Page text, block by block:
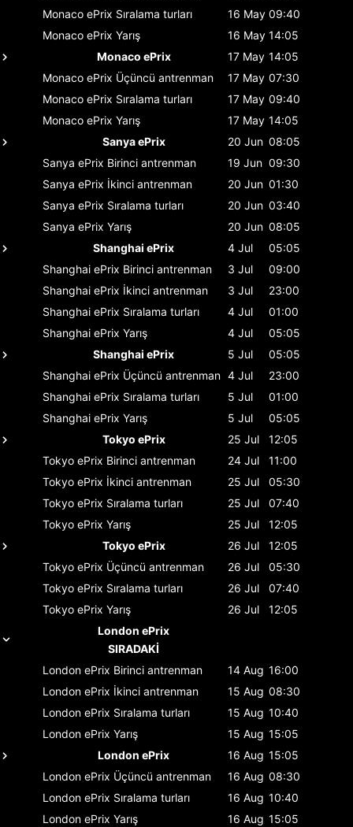
Monaco ePrix Sıralama turları 16 May 09:40
Monaco ePrix Yarış 16 May 14:05
Monaco ePrix
17 May 14:05
Monaco ePrix Üçüncü antrenman 17 May 07:30
Monaco ePrix Sıralama turları 17 May 09:40
Monaco ePrix Yarış 17 May 14:05
Sanya ePrix
20 Jun 08:05
Sanya ePrix Birinci antrenman 19 Jun 09:30
Sanya ePrix İkinci antrenman 20 Jun 01:30
Sanya ePrix Sıralama turları 20 Jun 03:40
Sanya ePrix Yarış 20 Jun 08:05
Shanghai ePrix
4 Jul
05:05
Shanghai ePrix Birinci antrenman 3 Jul
09:00
Shanghai ePrix İkinci antrenman 3 Jul
23:00
Shanghai ePrix Sıralama turları 4 Jul
01:00
Shanghai ePrix Yarış 4 Jul
05:05
Shanghai ePrix
5 Jul
05:05
Shanghai ePrix Üçüncü antrenman 4 Jul
23:00
Shanghai ePrix Sıralama turları 5 Jul
01:00
Shanghai ePrix Yarış 5 Jul
05:05
Tokyo ePrix
25 Jul
12:05
Tokyo ePrix Birinci antrenman 24 Jul
11:00
Tokyo ePrix İkinci antrenman 25 Jul
05:30
Tokyo ePrix Sıralama turları 25 Jul
07:40
Tokyo ePrix Yarış 25 Jul
12:05
Tokyo ePrix
26 Jul
12:05
Tokyo ePrix Üçüncü antrenman 26 Jul
05:30
Tokyo ePrix Sıralama turları 26 Jul
07:40
Tokyo ePrix Yarış 26 Jul
12:05
London ePrix
SIRADAKİ
London ePrix Birinci antrenman 14 Aug 16:00
London ePrix İkinci antrenman 15 Aug 08:30
London ePrix Sıralama turları 15 Aug 10:40
London ePrix Yarış 15 Aug 15:05
London ePrix
16 Aug 15:05
London ePrix Üçüncü antrenman 16 Aug 08:30
London ePrix Sıralama turları 16 Aug 10:40
London ePrix Yarış 16 Aug 15:05